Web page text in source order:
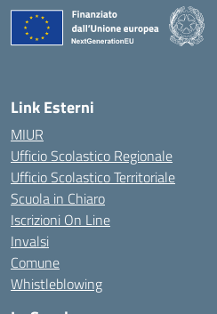
Link Esterni
MIUR
Ufficio Scolastico Regionale
Ufficio Scolastico Territoriale
Scuola in Chiaro
Iscrizioni On Line
Invalsi
Comune
Whistleblowing